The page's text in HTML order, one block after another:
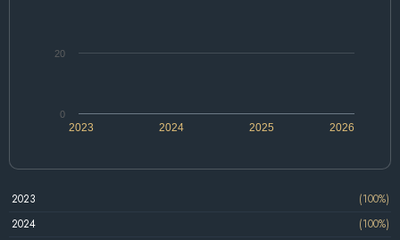
2024 2026
2023 2025
0
20
2023
(100%)
2024
(100%)